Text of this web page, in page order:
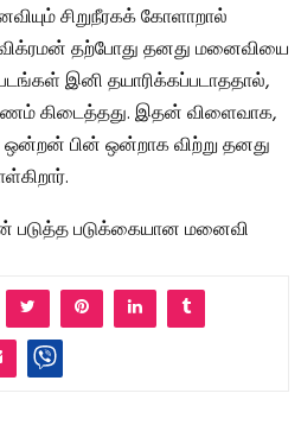
சிறுநீரகக் கோளாறால்
தற்போது தனது மனைவியை
இனி தயாரிக்கப்படாததால்,
கிடைத்தது. இதன் விளைவாக,
பின் ஒன்றாக விற்று தனது
படுத்த படுக்கையான மனைவி